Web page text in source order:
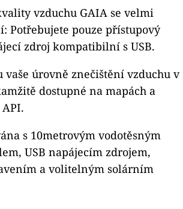
vzduchu GAIA se velmi
Potřebujete pouze přístupový
zdroj kompatibilní s USB.
vaše úrovně znečištění vzduchu v
dostupné na mapách a
s 10metrovým vodotěsným
USB napájecím zdrojem,
a volitelným solárním